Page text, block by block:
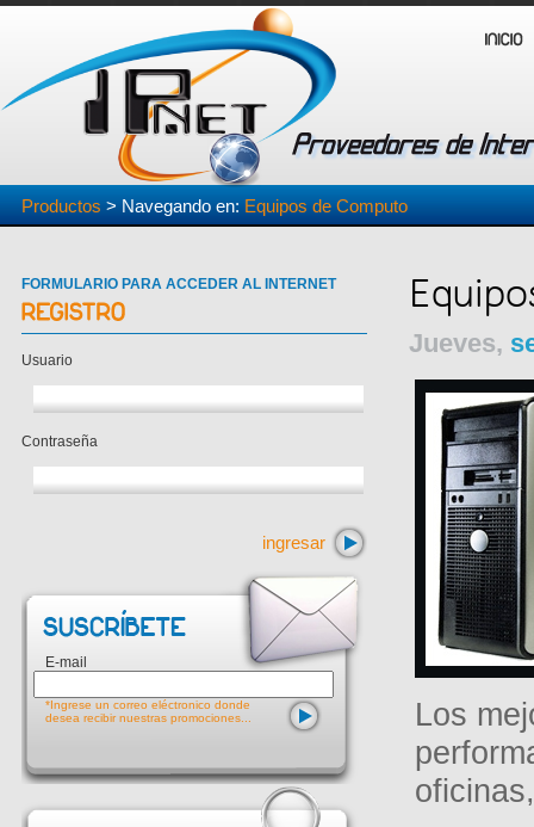
Productos > Navegando en: Equipos de Computo
Jueves,
Los
FORMULARIO PARA ACCEDER AL INTERNET
Usuario
Contraseña
ingresar
E-mail
*Ingrese un correo eléctronico donde
desea recibir nuestras promociones...